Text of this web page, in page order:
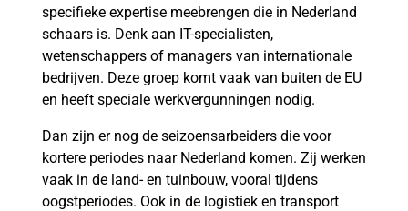
specifieke expertise meebrengen die in Nederland
schaars is. Denk aan IT-specialisten,
wetenschappers of managers van internationale
bedrijven. Deze groep komt vaak van buiten de EU
en heeft speciale werkvergunningen nodig.
Dan zijn er nog de seizoensarbeiders die voor
kortere periodes naar Nederland komen. Zij werken
vaak in de land- en tuinbouw, vooral tijdens
oogstperiodes. Ook in de logistiek en transport